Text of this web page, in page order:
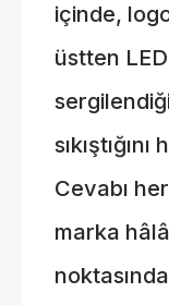
içinde,
üstten
Cevabı
marka